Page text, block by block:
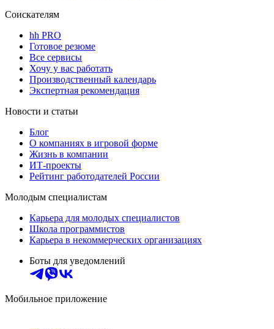
Соискателям
hh PRO
Готовое резюме
Все сервисы
Хочу у вас работать
Производственный календарь
Экспертная рекомендация
Новости и статьи
Блог
О компаниях в игровой форме
Жизнь в компании
ИТ-проекты
Рейтинг работодателей России
Молодым специалистам
Карьера для молодых специалистов
Школа программистов
Карьера в некоммерческих организациях
Боты для уведомлений
Мобильное приложение